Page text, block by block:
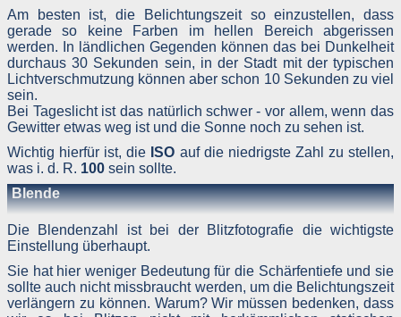
Auf der Website ist die Möglichkeit enthalten, bestimmte Bereiche
bei Social-Media-Diensten zu teilen, insbesondere bei Twitter,
facebook und Google+. Dazu sind die Codes und Buttons der
jeweiligen Dienste als Plugins enthalten.
Das jeweilige Plugin stellt eine direkte Verbindung zwischen Ihrem
Browser und den Servern des Dienstes her. Der Websitebetreiber
hat keinerlei Einfluss auf die Natur und den Umfang der Daten,
welche das Plugin an die Server der Social-Media-Dienste
übermittelt. Informationen bezüglich facebook finden Sie hier:
Das Plugin informiert die Dienste darüber, dass Sie als Nutzer diese
Ihre IP-Adresse gespeichert wird. Sind Sie während des Besuchs
auf dieser Website in einem entsprechenden Dienst eingeloggt,
Sie die Funktionen des Plugins – etwa indem Sie einen Beitrag
teilen oder „liken“ –, werden die entsprechenden Informationen
übermittelt. Möchten Sie verhindern, dass ein Dienst diese Daten
mit Ihrem dortigen Konto verknüpft, loggen Sie sich bitte vor dem
Besuch dieser Website dort aus und löschen Sie die gespeicherten
Cookies.
Am besten ist, die Belichtungszeit so einzustellen, dass
gerade so keine Farben im hellen Bereich abgerissen
werden. In ländlichen Gegenden können das bei Dunkelheit
durchaus 30 Sekunden sein, in der Stadt mit der typischen
Lichtverschmutzung können aber schon 10 Sekunden zu viel
sein.
Bei Tageslicht ist das natürlich schwer - vor allem, wenn das
Gewitter etwas weg ist und die Sonne noch zu sehen ist.
Wichtig hierfür ist, die ISO auf die niedrigste Zahl zu stellen,
was i. d. R. 100 sein sollte.
Blende
Die Blendenzahl ist bei der Blitzfotografie die wichtigste
Einstellung überhaupt.
Sie hat hier weniger Bedeutung für die Schärfentiefe und sie
sollte auch nicht missbraucht werden, um die Belichtungszeit
verlängern zu können. Warum? Wir müssen bedenken, dass